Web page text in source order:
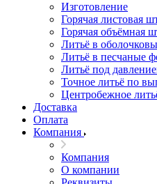
Изготовление
Горячая листовая
Горячая объёмная
Литьё в
Литьё в песчаные
Литьё под
Точное литьё по
Центробежное
Доставка
Оплата
Компания
Компания
О компании